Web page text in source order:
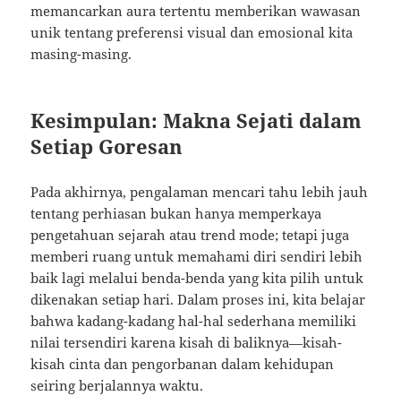
memancarkan aura tertentu memberikan wawasan
unik tentang preferensi visual dan emosional kita
masing-masing.
Kesimpulan: Makna Sejati dalam
Setiap Goresan
Pada akhirnya, pengalaman mencari tahu lebih jauh
tentang perhiasan bukan hanya memperkaya
pengetahuan sejarah atau trend mode; tetapi juga
memberi ruang untuk memahami diri sendiri lebih
baik lagi melalui benda-benda yang kita pilih untuk
dikenakan setiap hari. Dalam proses ini, kita belajar
bahwa kadang-kadang hal-hal sederhana memiliki
nilai tersendiri karena kisah di baliknya—kisah-
kisah cinta dan pengorbanan dalam kehidupan
seiring berjalannya waktu.